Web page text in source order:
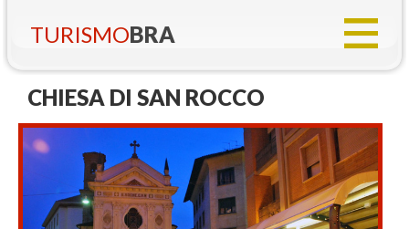
TURISMOBRA
CHIESA DI SAN ROCCO